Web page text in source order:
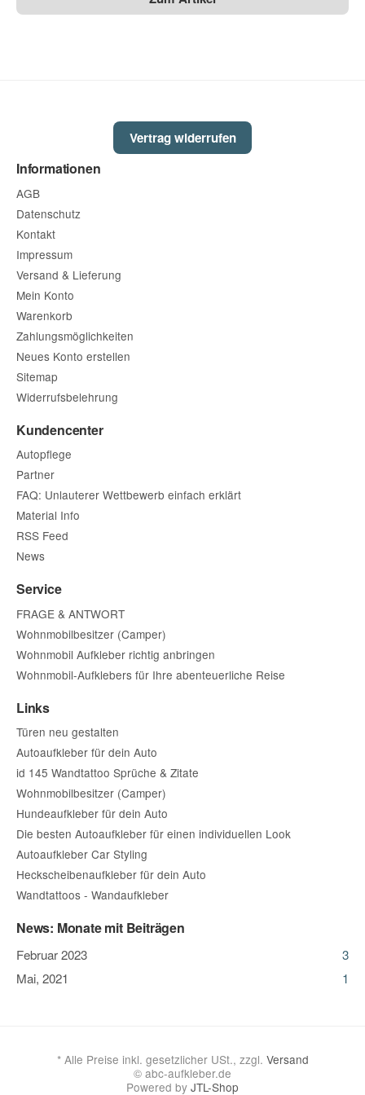
Lesen)
(* = Pflichtfelder)
Bitte beachten Sie unsere Datenschutzerklärung
Vertrag widerrufen
Informationen
AGB
Datenschutz
Kontakt
Impressum
Versand & Lieferung
Mein Konto
Warenkorb
Zahlungsmöglichkeiten
Neues Konto erstellen
Sitemap
Widerrufsbelehrung
Kundencenter
Autopflege
Partner
FAQ: Unlauterer Wettbewerb einfach erklärt
Material Info
RSS Feed
News
Service
FRAGE & ANTWORT
Wohnmobilbesitzer (Camper)
Wohnmobil Aufkleber richtig anbringen
Wohnmobil-Aufklebers für Ihre abenteuerliche Reise
Links
Türen neu gestalten
Autoaufkleber für dein Auto
id 145 Wandtattoo Sprüche & Zitate
Wohnmobilbesitzer (Camper)
Hundeaufkleber für dein Auto
Die besten Autoaufkleber für einen individuellen Look
Autoaufkleber Car Styling
Heckscheibenaufkleber für dein Auto
Wandtattoos - Wandaufkleber
News: Monate mit Beiträgen
Februar 2023
3
Mai, 2021
1
*Alle Preise inkl. gesetzlicher USt., zzgl. Versand
© abc-aufkleber.de
Powered by JTL-Shop